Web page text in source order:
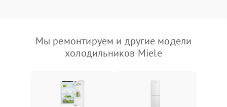
Мы ремонтируем и другие модели
холодильников Miele